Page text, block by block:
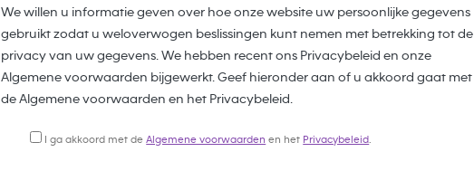
We willen u informatie geven over hoe onze website uw persoonlijke gegevens
gebruikt zodat u weloverwogen beslissingen kunt nemen met betrekking tot de
privacy van uw gegevens. We hebben recent ons Privacybeleid en onze
Algemene voorwaarden bijgewerkt. Geef hieronder aan of u akkoord gaat met
de Algemene voorwaarden en het Privacybeleid.
I ga akkoord met deAlgemene voorwaarden en het Privacybeleid